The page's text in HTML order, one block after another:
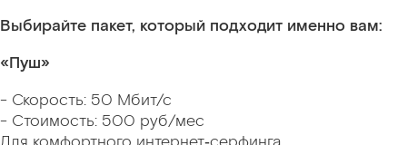
Выбирайте пакет, который подходит именно вам:
«Пуш»
- Скорость: 50 Мбит/с
- Стоимость: 500 руб/мес